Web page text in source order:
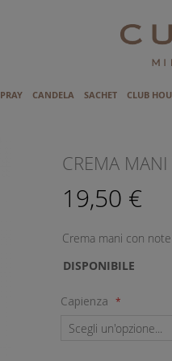
CANDELA SACHET CLUB
CREMA
19,50 €
Crema mani con
DISPONIBILE
Capienza